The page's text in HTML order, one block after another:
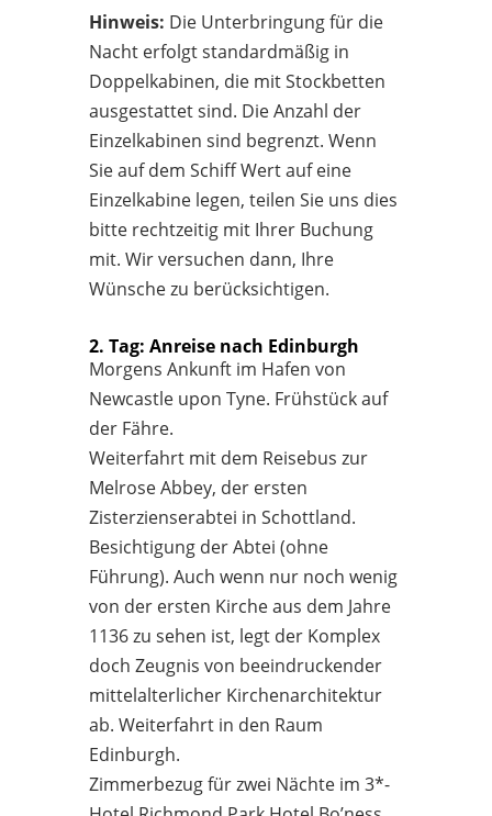
Hinweis: Die Unterbringung für die
Nacht erfolgt standardmäßig in
Doppelkabinen, die mit Stockbetten
ausgestattet sind. Die Anzahl der
Einzelkabinen sind begrenzt. Wenn
Sie auf dem Schiff Wert auf eine
Einzelkabine legen, teilen Sie uns dies
bitte rechtzeitig mit Ihrer Buchung
mit. Wir versuchen dann, Ihre
Wünsche zu berücksichtigen.
2. Tag: Anreise nach Edinburgh
Morgens Ankunft im Hafen von
Newcastle upon Tyne. Frühstück auf
der Fähre.
Weiterfahrt mit dem Reisebus zur
Melrose Abbey, der ersten
Zisterzienserabtei in Schottland.
Besichtigung der Abtei (ohne
Führung). Auch wenn nur noch wenig
von der ersten Kirche aus dem Jahre
1136 zu sehen ist, legt der Komplex
doch Zeugnis von beeindruckender
mittelalterlicher Kirchenarchitektur
ab. Weiterfahrt in den Raum
Edinburgh.
Zimmerbezug für zwei Nächte im 3*-